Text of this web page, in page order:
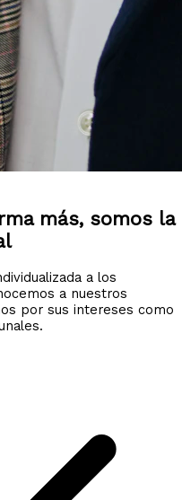
más, somos la
a los
a nuestros
por sus intereses como